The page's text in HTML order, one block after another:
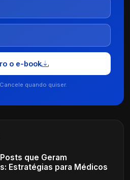
o e-book
quando quiser.
que Geram
Estratégias para Médicos